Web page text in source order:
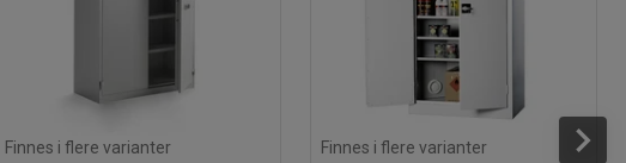
Finnes i flere varianter Finnes i flere varianter